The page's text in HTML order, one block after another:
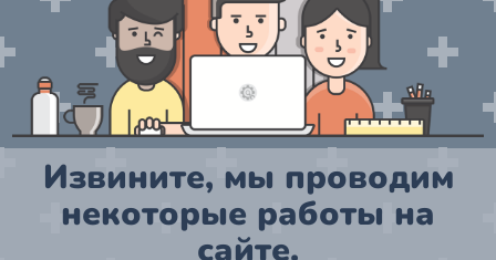
Извините, мы проводим
некоторые работы на